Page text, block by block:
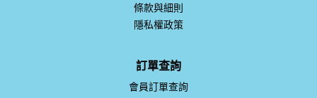
條款與細則
隱私權政策
訂單查詢
會員訂單查詢